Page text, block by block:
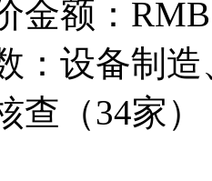
金额：RMB
：设备制
查（34家）